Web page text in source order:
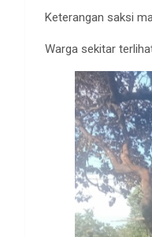
Keterangan saksi
Warga sekitar